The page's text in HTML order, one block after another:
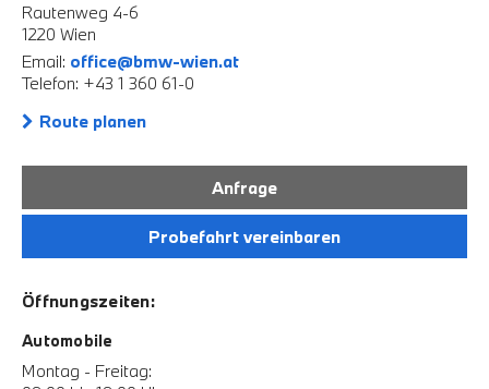
Rautenweg 4-6
1220 Wien
Email: office@bmw-wien.at
Telefon: +43 1 360 61-0
Route planen
Anfrage
Probefahrt vereinbaren
Öffnungszeiten:
Automobile
Montag - Freitag: